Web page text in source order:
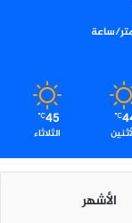
℃
45
℃
الثلاثاء
الأشهر